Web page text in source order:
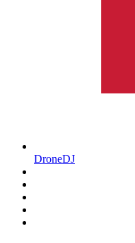
DroneDJ